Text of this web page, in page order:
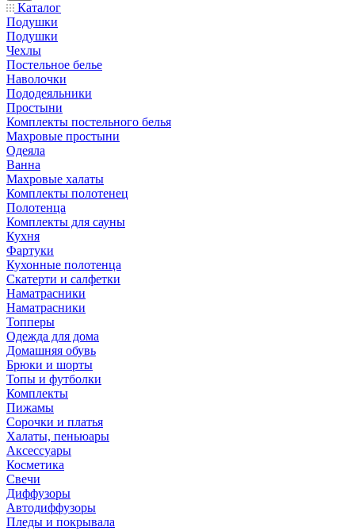
Каталог
Подушки
Подушки
Чехлы
Постельное белье
Наволочки
Пододеяльники
Простыни
Комплекты постельного белья
Махровые простыни
Одеяла
Ванна
Махровые халаты
Комплекты полотенец
Полотенца
Комплекты для сауны
Кухня
Фартуки
Кухонные полотенца
Скатерти и салфетки
Наматрасники
Наматрасники
Топперы
Одежда для дома
Домашняя обувь
Брюки и шорты
Топы и футболки
Комплекты
Пижамы
Сорочки и платья
Халаты, пеньюары
Аксессуары
Косметика
Свечи
Диффузоры
Автодиффузоры
Пледы и покрывала